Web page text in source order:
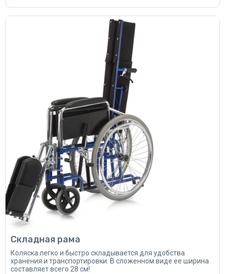
Складная рама
Коляска легко и быстро складывается для удобства
хранения и транспортировки. В сложенном виде ее ширина
составляет всего 28 см!